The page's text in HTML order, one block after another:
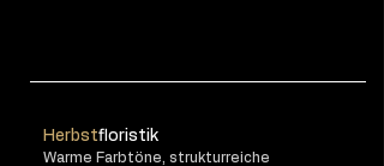
Herbstfloristik
Warme Farbtöne, strukturreiche